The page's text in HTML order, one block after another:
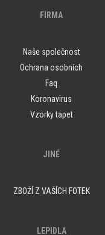
FIRMA
Naše společnost
Ochrana osobních
Faq
Koronavirus
Vzorky tapet
JINÉ
ZBOŽÍ Z VAŠÍCH FOTEK
LEPIDLA